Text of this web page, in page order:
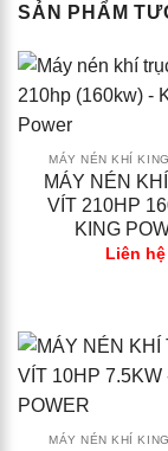
SẢN PHẨM
MÁY NÉN KHÍ
MÁY NÉN
VÍT 210HP
KING
Liên hệ
MÁY NÉN KHÍ